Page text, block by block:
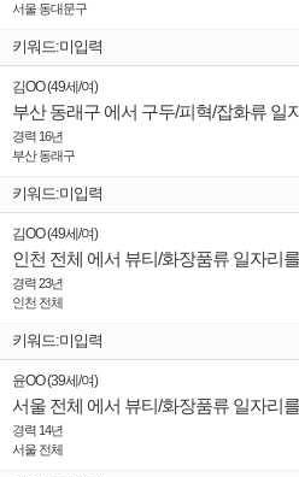
서울 동대문구
키워드:미입력
김OO(49세 /여)
경력 16년
부산 동래구
키워드:미입력
김OO(49세 /여)
경력 23년
인천 전체
키워드:미입력
윤OO(39세 /여)
경력 14년
서울 전체